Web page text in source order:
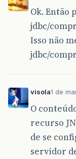
Ok. Então
jdbc/
Isso não
jdbc/
visola1 de
O
recurso
de se
servidor